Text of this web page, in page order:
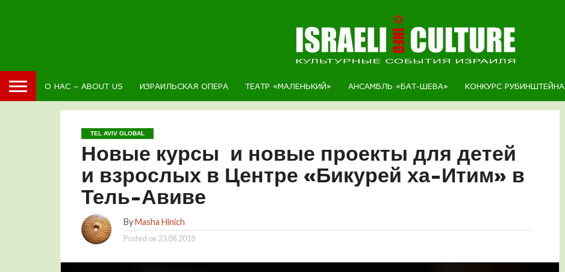
О НАС – ABOUT US ИЗРАИЛЬСКАЯ ОПЕРА ТЕАТР «МАЛЕНЬКИЙ» АНСАМБЛЬ «БАТ-ШЕВА» КОНКУРС РУБИНШТЕЙНА
TEL AVIV GLOBAL
Новые курсы и новые проекты для детей
и взрослых в Центре «Бикурей ха-Итим» в
Тель-Авиве
ByMasha Hinich
Posted on 23.08.2018